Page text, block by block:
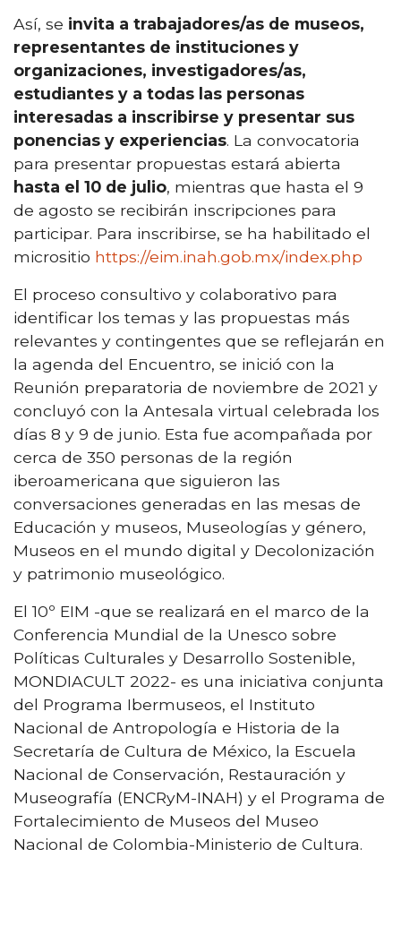
Así, se invita a trabajadores/as de museos,
representantes de instituciones y
organizaciones, investigadores/as,
estudiantes y a todas las personas
interesadas a inscribirse y presentar sus
ponencias y experiencias. La convocatoria
para presentar propuestas estará abierta
hasta el 10 de julio, mientras que hasta el 9
de agosto se recibirán inscripciones para
participar. Para inscribirse, se ha habilitado el
micrositio https://eim.inah.gob.mx/index.php
El proceso consultivo y colaborativo para
identificar los temas y las propuestas más
relevantes y contingentes que se reflejarán en
la agenda del Encuentro, se inició con la
Reunión preparatoria de noviembre de 2021 y
concluyó con la Antesala virtual celebrada los
días 8 y 9 de junio. Esta fue acompañada por
cerca de 350 personas de la región
iberoamericana que siguieron las
conversaciones generadas en las mesas de
Educación y museos, Museologías y género,
Museos en el mundo digital y Decolonización
y patrimonio museológico.
El 10º EIM -que se realizará en el marco de la
Conferencia Mundial de la Unesco sobre
Políticas Culturales y Desarrollo Sostenible,
MONDIACULT 2022- es una iniciativa conjunta
del Programa Ibermuseos, el Instituto
Nacional de Antropología e Historia de la
Secretaría de Cultura de México, la Escuela
Nacional de Conservación, Restauración y
Museografía (ENCRyM-INAH) y el Programa de
Fortalecimiento de Museos del Museo
Nacional de Colombia-Ministerio de Cultura.